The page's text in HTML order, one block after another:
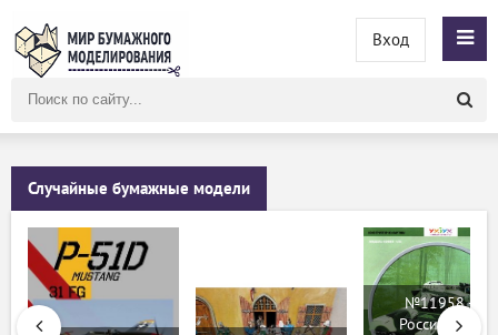
сайту
Вход
Случайные бумажные модели
№11958 -
Российский